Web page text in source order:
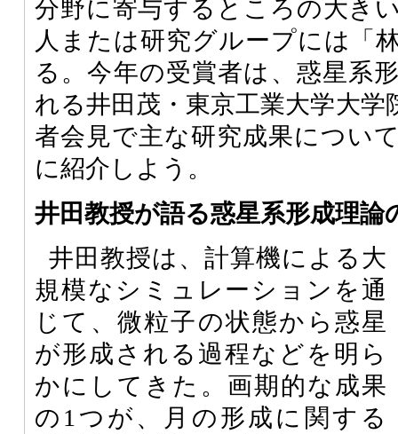
分野に寄与するところの大き
人または研究グループには「
る。今年の受賞者は、惑星系
れる井田茂・東京工業大学大学
者会見で主な研究成果につい
に紹介しよう。
井田教授が語る惑星系形成理論
井田教授は、計算機による大
規模なシミュレーションを通
じて、微粒子の状態から惑星
が形成される過程などを明ら
かにしてきた。画期的な成果
の1つが、月の形成に関する